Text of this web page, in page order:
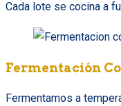
Cada lote se cocina a
Fermentación
Fermentamos a